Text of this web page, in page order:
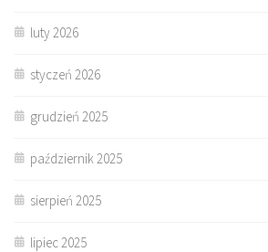
luty 2026
styczeń 2026
grudzień 2025
październik 2025
sierpień 2025
lipiec 2025